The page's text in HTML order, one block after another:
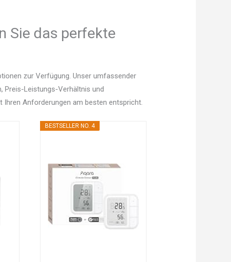
Sie das perfekte
zur Verfügung. Unser umfassender
Preis-Leistungs-Verhältnis und
Ihren Anforderungen am besten entspricht.
BESTSELLER NO. 4